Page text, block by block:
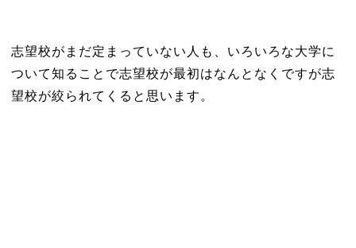
志望校がまだ定まっていない人も、いろいろな大学に
ついて知ることで志望校が最初はなんとなくですが志
望校が絞られてくると思います。